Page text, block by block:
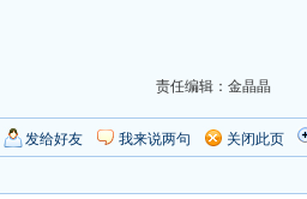
责任编辑：金晶晶
发给好友 我来说两句 关闭此页